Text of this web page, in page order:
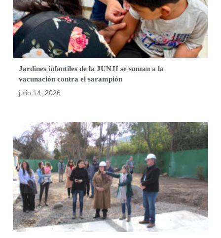
Jardines infantiles de la JUNJI se suman a la
vacunación contra el sarampión
julio 14, 2026